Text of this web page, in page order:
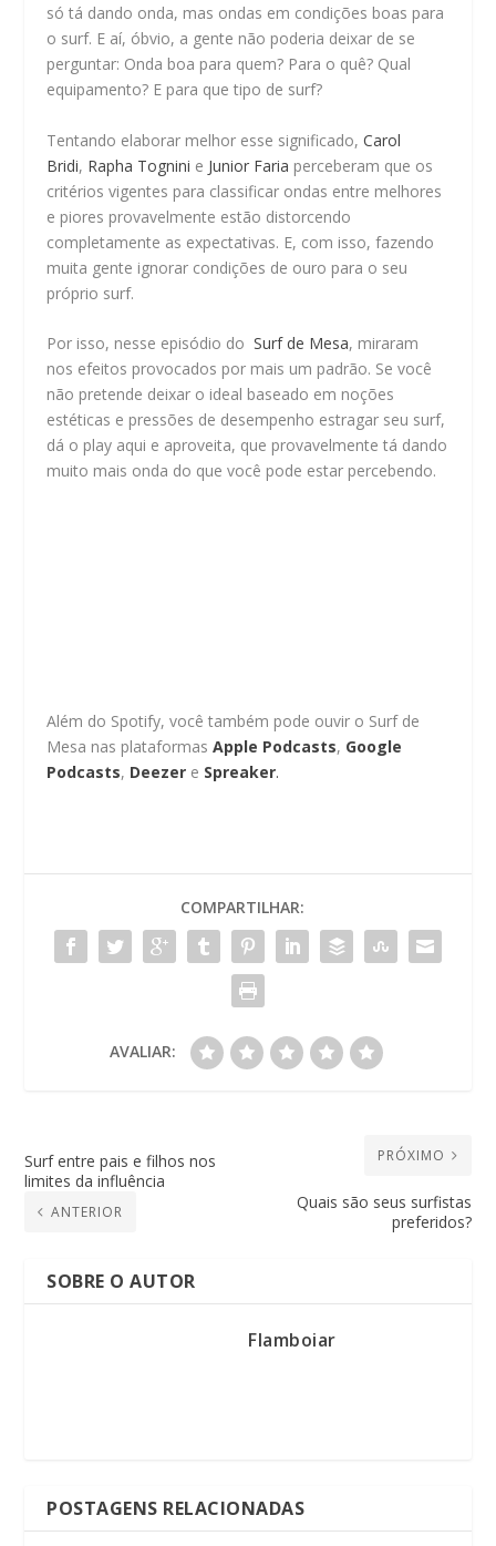
só tá dando onda, mas ondas em condições boas para
o surf. E aí, óbvio, a gente não poderia deixar de se
perguntar: Onda boa para quem? Para o quê? Qual
equipamento? E para que tipo de surf?
Tentando elaborar melhor esse significado,Carol
Bridi, Rapha Tognini e Junior Faria perceberam que os
critérios vigentes para classificar ondas entre melhores
e piores provavelmente estão distorcendo
completamente as expectativas. E, com isso, fazendo
muita gente ignorar condições de ouro para o seu
próprio surf.
Por isso, nesse episódio do Surf de Mesa, miraram
nos efeitos provocados por mais um padrão. Se você
não pretende deixar o ideal baseado em noções
estéticas e pressões de desempenho estragar seu surf,
dá o play aqui e aproveita, que provavelmente tá dando
muito mais onda do que você pode estar percebendo.
Além do Spotify, você também pode ouvir o Surf de
Mesa nas plataformasApple Podcasts, Google
Podcasts, Deezer e Spreaker.
COMPARTILHAR:
AVALIAR:
Surf entre pais e filhos nos
limites da influência
ANTERIOR
PRÓXIMO
Quais são seus surfistas
preferidos?
SOBRE O AUTOR
Flamboiar
POSTAGENS RELACIONADAS